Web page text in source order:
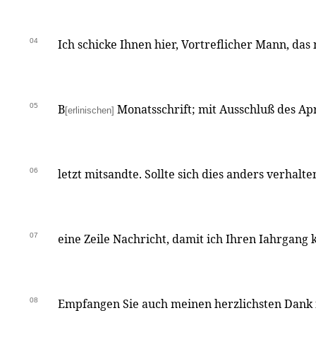
04 Ich schicke Ihnen hier, Vortreflicher Mann, das
05 B[erlinischen] Monatsschrift; mit Ausschluß des
06 letzt mitsandte. Sollte sich dies anders
07 eine Zeile Nachricht, damit ich Ihren Iahrgang
08 Empfangen Sie auch meinen herzlichsten